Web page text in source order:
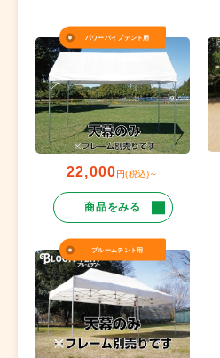
パワーパイプテント用
22,000円(税込)～
商品をみる
ブルームテント用